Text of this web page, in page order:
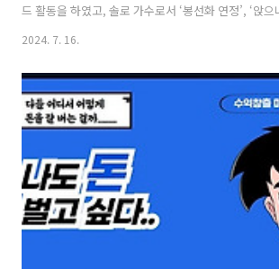
드 활동을 하였고, 솔로 가수로서 ‘봉선화 연정’, ‘앉
각’, ‘싫다 싫어’ 등의 히트곡을 남겼습니다. 가수 현철
했습니다. 수년전 경추 디스크 수술 후 신경 손상으로
랜 기간 요양 생활을 해왔고 팬들은 그의 재기를 기다렸
망했습니다. 고 현철(본명 강상수)의 영결식은 7월 18
서울 풍납동 아산병원 장례식장 1층 영결식장에서 진
장에는 유족 및 지인들과 동료들이 참석했습니다. 고인
2024. 7. 16.